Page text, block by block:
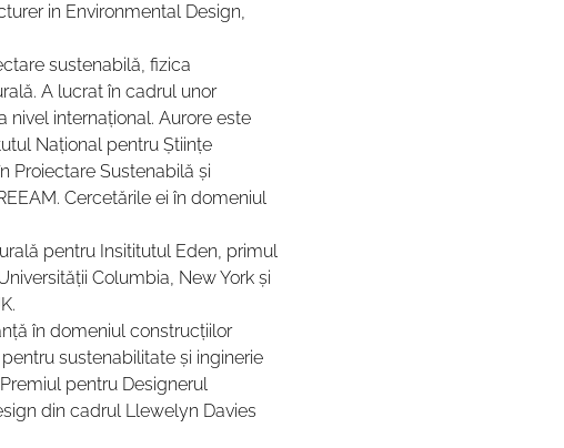
in Environmental Design,
sustenabilă, fizica
A lucrat în cadrul unor
nivel internațional. Aurore este
Național pentru Științe
Proiectare Sustenabilă și
Cercetările ei în domeniul
pentru Insititutul Eden, primul
Columbia, New York și
în domeniul construcțiilor
sustenabilitate și inginerie
pentru Designerul
din cadrul Llewelyn Davies